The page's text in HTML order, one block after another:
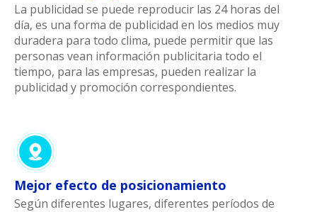
La publicidad se puede reproducir las 24 horas del
día, es una forma de publicidad en los medios muy
duradera para todo clima, puede permitir que las
personas vean información publicitaria todo el
tiempo, para las empresas, pueden realizar la
publicidad y promoción correspondientes.
Mejor efecto de posicionamiento
Según diferentes lugares, diferentes períodos de